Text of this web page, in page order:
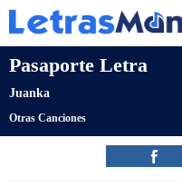
Pasaporte Letra
Juanka
Otras Canciones